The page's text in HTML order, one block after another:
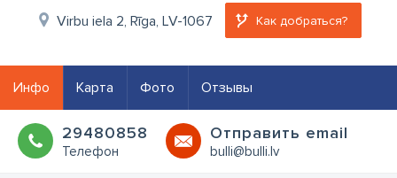
Virbu iela 2, Rīga, LV-1067 Как добраться?
Инфо Карта Фото Отзывы
29480858
Телефон
Oтправить email
bulli@bulli.lv